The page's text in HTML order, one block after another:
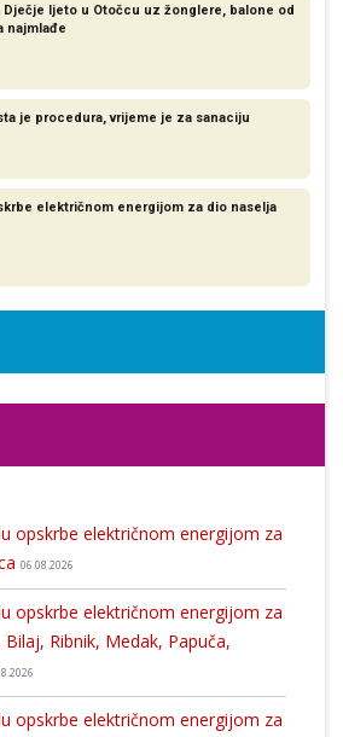
Dječje ljeto u Otočcu uz žonglere, balone od
najmlađe
je procedura, vrijeme je za sanaciju
električnom energijom za dio naselja
opskrbe električnom energijom za
06.08.2026
opskrbe električnom energijom za
Ribnik, Medak, Papuča,
opskrbe električnom energijom za